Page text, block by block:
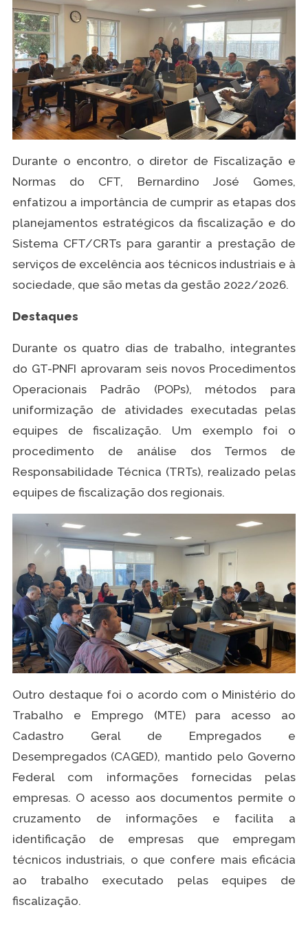
Durante o encontro, o diretor de Fiscalização e
Normas do CFT, Bernardino José Gomes,
enfatizou a importância de cumprir as etapas dos
planejamentos estratégicos da fiscalização e do
Sistema CFT/CRTs para garantir a prestação de
serviços de excelência aos técnicos industriais e à
sociedade, que são metas da gestão 2022/2026.
Destaques
Durante os quatro dias de trabalho, integrantes
do GT-PNFI aprovaram seis novos Procedimentos
Operacionais Padrão (POPs), métodos para
uniformização de atividades executadas pelas
equipes de fiscalização. Um exemplo foi o
procedimento de análise dos Termos de
Responsabilidade Técnica (TRTs), realizado pelas
equipes de fiscalização dos regionais.
Outro destaque foi o acordo com o Ministério do
Trabalho e Emprego (MTE) para acesso ao
Cadastro Geral de Empregados e
Desempregados (CAGED), mantido pelo Governo
Federal com informações fornecidas pelas
empresas. O acesso aos documentos permite o
cruzamento de informações e facilita a
identificação de empresas que empregam
técnicos industriais, o que confere mais eficácia
ao trabalho executado pelas equipes de
fiscalização.